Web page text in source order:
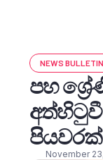
NEWS BULLETIN
පහ
පියවරක්
November